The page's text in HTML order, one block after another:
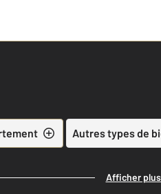
Autres types de
Afficher